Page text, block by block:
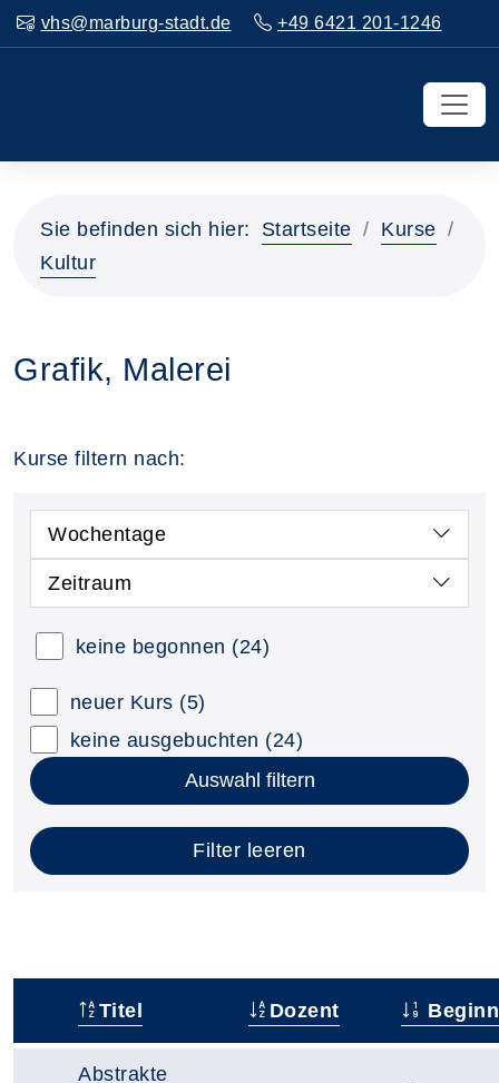
vhs@marburg-stadt.de +49 6421 201-1246
Sie befinden sich hier: Startseite
Kurse
Kultur
Grafik, Malerei
Kurse filtern nach:
Wochentage
Zeitraum
keine begonnen (24)
neuer Kurs (5)
keine ausgebuchten (24)
Auswahl filtern
Filter leeren
Titel Dozent Beginn
Abstrakte